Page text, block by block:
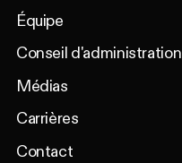
Équipe
Conseil d'administration
Médias
Carrières
Contact